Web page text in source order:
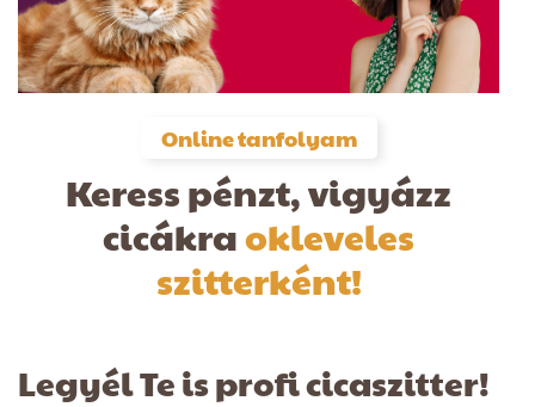
Online tanfolyam
Keress pénzt, vigyázz
cicákraokleveles
szitterként!
Legyél Te is profi cicaszitter!